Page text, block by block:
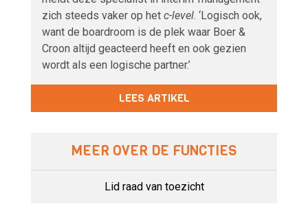
zich steeds vaker op het c-level. ‘Logisch ook,
want de boardroom is de plek waar Boer &
Croon altijd geacteerd heeft en ook gezien
wordt als een logische partner.’
LEES ARTIKEL
MEER OVER DE FUNCTIES
Lid raad van toezicht